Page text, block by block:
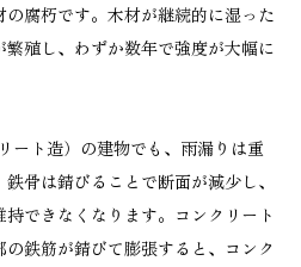
腐朽です。木材が継続的に湿った
殖し、わずか数年で強度が大幅に
ート造）の建物でも、雨漏りは重
骨は錆びることで断面が減少し、
できなくなります。コンクリート
鉄筋が錆びて膨張すると、コンク